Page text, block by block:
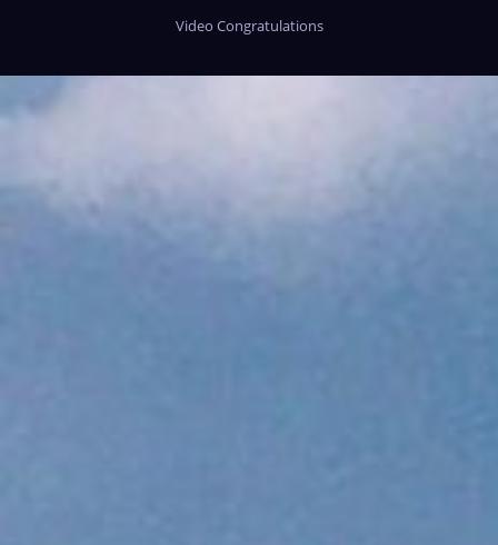
Video Congratulations